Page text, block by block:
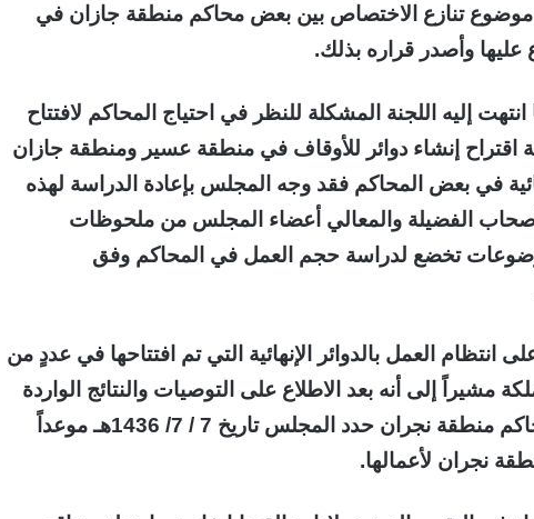
موضوع تنازع الاختصاص بين بعض محاكم منطقة جازان في
عليها وأصدر قراره بذلك.
إليه اللجنة المشكلة للنظر في احتياج المحاكم لافتتاح
اقتراح إنشاء دوائر للأوقاف في منطقة عسير ومنطقة جازان
في بعض المحاكم فقد وجه المجلس بإعادة الدراسة لهذه
الفضيلة والمعالي أعضاء المجلس من ملحوظات
تخضع لدراسة حجم العمل في المحاكم وفق
انتظام العمل بالدوائر الإنهائية التي تم افتتاحها في عددٍ من
مشيراً إلى أنه بعد الاطلاع على التوصيات والنتائج الواردة
في محضر نتائج الوقوف على محاكم منطقة نجران حدد المجلس تاريخ 7 / 7/ 1436هـ موعداً
نجران لأعمالها.